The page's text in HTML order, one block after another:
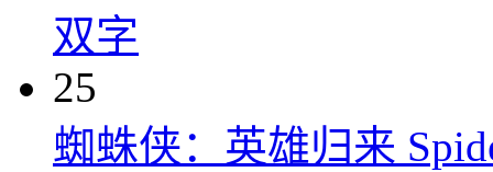
双字
25
蜘蛛侠：英雄归来